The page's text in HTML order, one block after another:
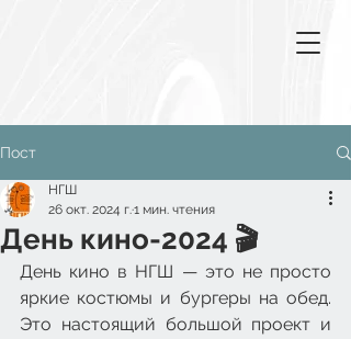
Пост
День кино-2024 🎬
НГШ
26 окт. 2024 г.1 мин. чтения
День кино в НГШ — это не просто
яркие костюмы и бургеры на обед.
Это настоящий большой проект и